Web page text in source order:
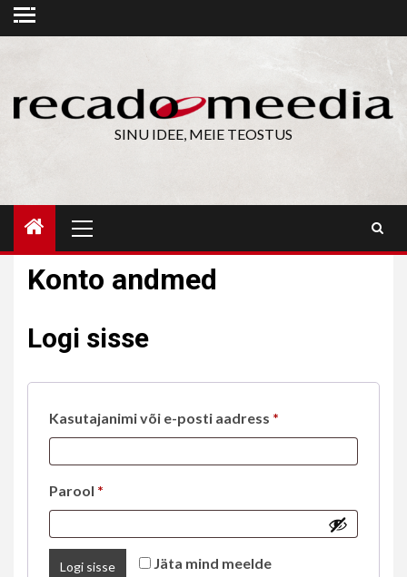
Skip
to
SINU IDEE, MEIE TEOSTUS
Menu
Konto andmed
Logi sisse
Kasutajanimi või e-posti aadress *
Parool *
Jäta mind meelde
Logi sisse